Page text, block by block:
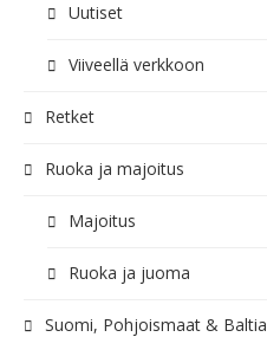
Uutiset
Viiveellä verkkoon
Retket
Ruoka ja majoitus
Majoitus
Ruoka ja juoma
Suomi, Pohjoismaat & Baltia